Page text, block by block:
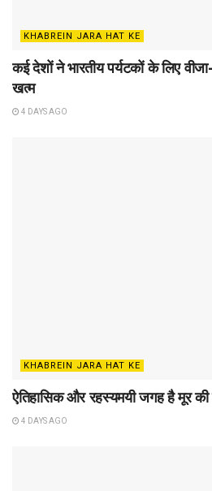
KHABREIN JARA HAT KE
कई देशों ने भारतीय पर्यटकों के लिए
खत्म
4 DAYS AGO
KHABREIN JARA HAT KE
ऐतिहासिक और रहस्यमयी जगह है मूर की
4 DAYS AGO